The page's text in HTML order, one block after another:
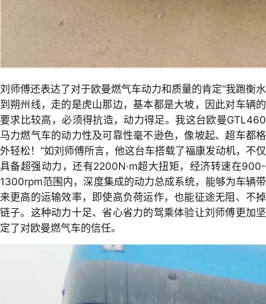
刘师傅还表达了对于欧曼燃气车动力和质量的肯定“我跑衡水
到朔州线，走的是虎山那边，基本都是大坡，因此对车辆的
要求比较高，必须得抗造，动力得足。我这台欧曼GTL460
马力燃气车的动力性及可靠性毫不逊色，像坡起、超车都格
外轻松！”如刘师傅所言，他这台车搭载了福康发动机，不仅
具备超强动力，还有2200N·m超大扭矩，经济转速在900-
1300rpm范围内，深度集成的动力总成系统，能够为车辆带
来更高的运输效率，即使高负荷运作，也能征途无阻、不掉
链子。这种动力十足、省心省力的驾乘体验让刘师傅更加坚
定了对欧曼燃气车的信任。